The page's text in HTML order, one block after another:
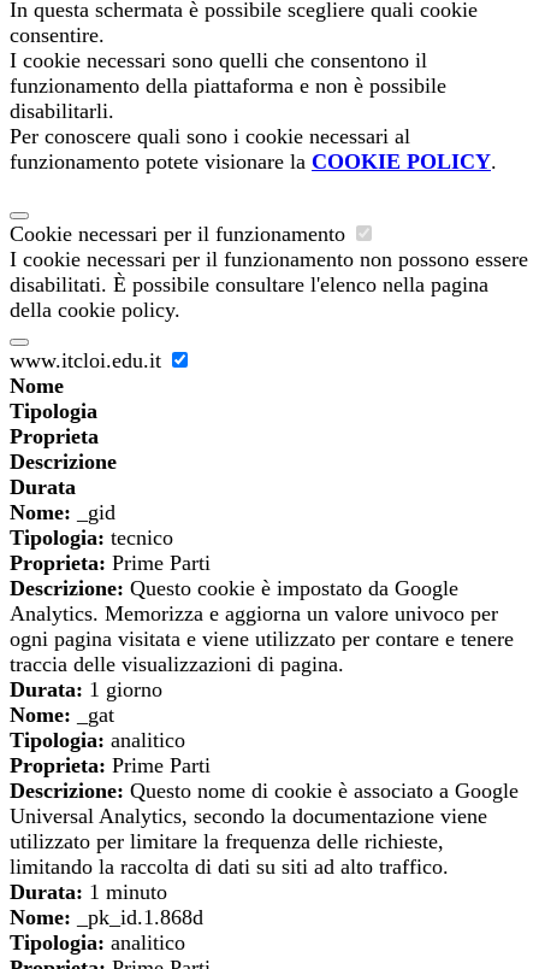
In questa schermata è possibile scegliere quali cookie
consentire.
I cookie necessari sono quelli che consentono il
funzionamento della piattaforma e non è possibile
disabilitarli.
Per conoscere quali sono i cookie necessari al
funzionamento potete visionare la COOKIE POLICY.
Cookie necessari per il funzionamento
I cookie necessari per il funzionamento non possono essere
disabilitati. È possibile consultare l'elenco nella pagina
della cookie policy.
www.itcloi.edu.it
Nome
Tipologia
Proprieta
Descrizione
Durata
Nome: _gid
Tipologia: tecnico
Proprieta: Prime Parti
Descrizione: Questo cookie è impostato da Google
Analytics. Memorizza e aggiorna un valore univoco per
ogni pagina visitata e viene utilizzato per contare e tenere
traccia delle visualizzazioni di pagina.
Durata: 1 giorno
Nome: _gat
Tipologia: analitico
Proprieta: Prime Parti
Descrizione: Questo nome di cookie è associato a Google
Universal Analytics, secondo la documentazione viene
utilizzato per limitare la frequenza delle richieste,
limitando la raccolta di dati su siti ad alto traffico.
Durata: 1 minuto
Nome: _pk_id.1.868d
Tipologia: analitico